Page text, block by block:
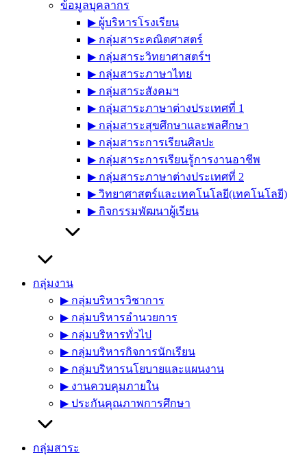
ข้อมูลบุคลากร
▶︎ ผู้บริหารโรงเรียน
▶︎ กลุ่มสาระคณิตศาสตร์
▶︎ กลุ่มสาระวิทยาศาสตร์ฯ
▶︎ กลุ่มสาระภาษาไทย
▶︎ กลุ่มสาระสังคมฯ
▶︎ กลุ่มสาระภาษาต่างประเทศที่ 1
▶︎ กลุ่มสาระสุขศึกษาและพลศึกษา
▶︎ กลุ่มสาระการเรียนศิลปะ
▶︎ กลุ่มสาระการเรียนรู้การงานอาชีพ
▶︎ กลุ่มสาระภาษาต่างประเทศที่ 2
▶︎ วิทยาศาสตร์และเทคโนโลยี(เทคโนโลยี)
▶︎ กิจกรรมพัฒนาผู้เรียน
กลุ่มงาน
▶︎ กลุ่มบริหารวิชาการ
▶︎ กลุ่มบริหารอำนวยการ
▶︎ กลุ่มบริหารทั่วไป
▶︎ กลุ่มบริหารกิจการนักเรียน
▶︎ กลุ่มบริหารนโยบายและแผนงาน
▶︎ งานควบคุมภายใน
▶︎ ประกันคุณภาพการศึกษา
กลุ่มสาระ